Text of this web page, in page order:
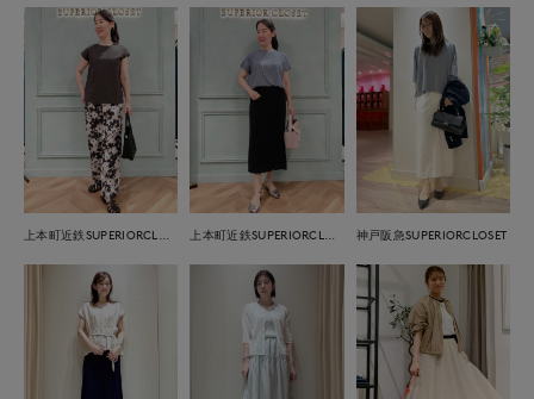
神戸阪急SUPERIORCLOSET